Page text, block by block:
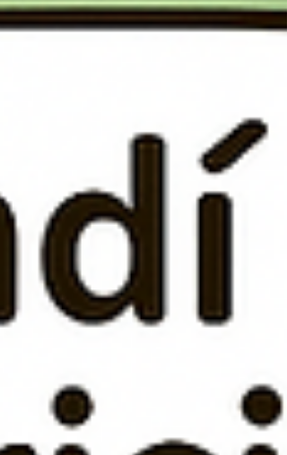
enfermedad renal, trasplante o en
tratamiento!